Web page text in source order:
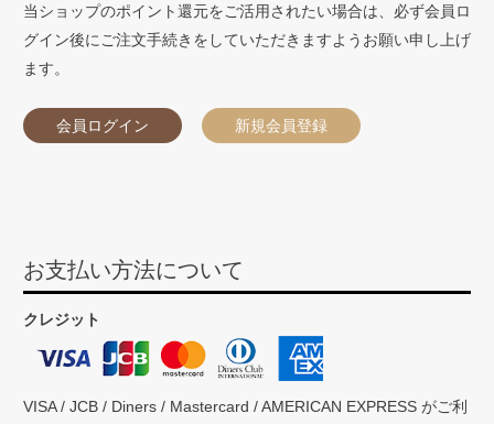
当ショップのポイント還元をご活用されたい場合は、必ず会員ロ
グイン後にご注文手続きをしていただきますようお願い申し上げ
ます。
会員ログイン 新規会員登録
お支払い方法について
クレジット
VISA / JCB / Diners / Mastercard / AMERICAN EXPRESS がご利